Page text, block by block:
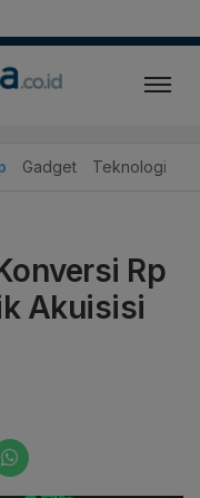
Gadget Teknologi
Rp
Akuisisi